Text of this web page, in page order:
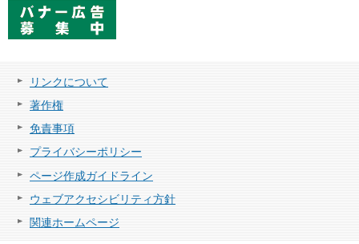
リンクについて
著作権
免責事項
プライバシーポリシー
ページ作成ガイドライン
ウェブアクセシビリティ方針
関連ホームページ